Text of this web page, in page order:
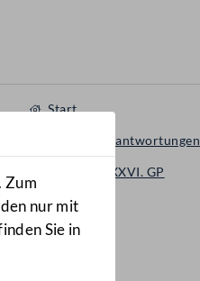
Zum
nur mit
Sie in
Start
Anfragen & Beantwortungen
Nationalrat - XXVI. GP
Anfragen
1605/J